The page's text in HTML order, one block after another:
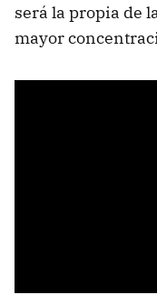
será la propia de
mayor